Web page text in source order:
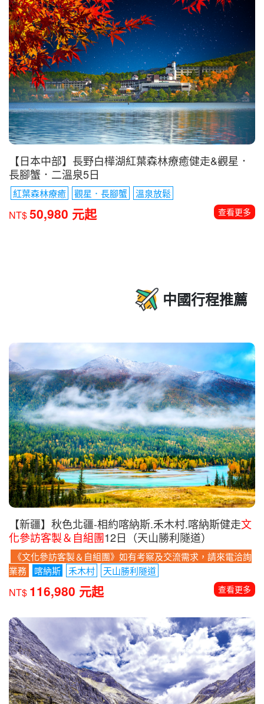
【日本中部】長野白樺湖紅葉森林療癒健走&觀星．
長腳蟹．二溫泉5日
紅葉森林療癒 觀星．長腳蟹 溫泉放鬆
NT$50,980 元起 查看更多
中國行程推薦
【新疆】秋色北疆-相約喀納斯.禾木村.喀納斯健走文
化參訪客製＆自組團12日（天山勝利隧道）
《文化參訪客製＆自組團》如有考察及交流需求，請來電洽詢
業務
喀納斯 禾木村 天山勝利隧道
NT$ 116,980 元起 查看更多